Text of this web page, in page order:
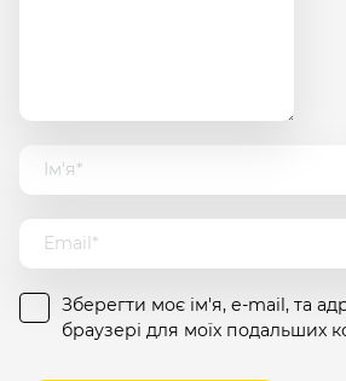
Зберегти моє ім'я, e-mail, та
браузері для моїх подальших